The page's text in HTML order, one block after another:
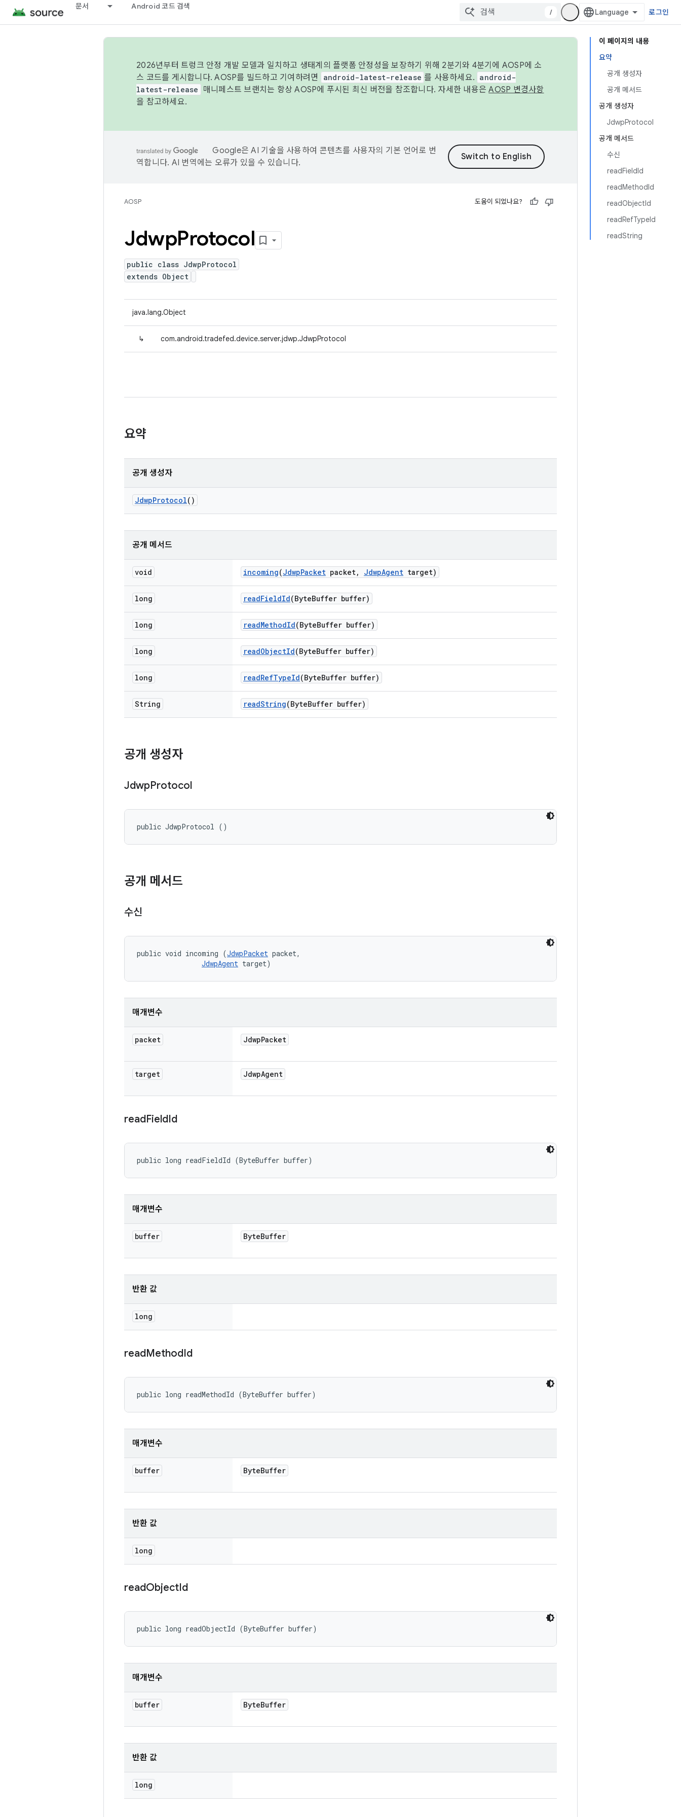
문서 Android 코드 검색
/ 로그인
이 페이지의 내용
요약
공개 생성자
공개 메서드
공개 생성자
JdwpProtocol
공개 메서드
수신
readFieldId
readMethodId
readObjectId
readRefTypeId
readString
2026년부터 트렁크 안정 개발 모델과 일치하고 생태계의 플랫폼 안정성을 보장하기 위해 2분기와 4분기에 AOSP에 소
스 코드를 게시합니다. AOSP를 빌드하고 기여하려면
android-latest-release 를 사용하세요. android-
latest-release
매니페스트 브랜치는 항상 AOSP에 푸시된 최신 버전을 참조합니다. 자세한 내용은AOSP 변경사항
을 참고하세요.
Google은 AI 기술을 사용하여 콘텐츠를 사용자의 기본 언어로 번
역합니다. AI 번역에는 오류가 있을 수 있습니다.
AOSP 도움이 되었나요?
JdwpProtocol
public class JdwpProtocol
extends Object
java.lang.Object
↳ com.android.tradefed.device.server.jdwp.JdwpProtocol
요약
공개 생성자
JdwpProtocol()
공개 메서드
void incoming(JdwpPacket packet, JdwpAgent target)
long readFieldId(ByteBuffer buffer)
long readMethodId(ByteBuffer buffer)
long readObjectId(ByteBuffer buffer)
long readRefTypeId(ByteBuffer buffer)
String readString(ByteBuffer buffer)
공개 생성자
JdwpProtocol
public JdwpProtocol ()
공개 메서드
수신
public void incoming (JdwpPacket packet,
JdwpAgent target)
매개변수
packet JdwpPacket
target JdwpAgent
readFieldId
public long readFieldId (ByteBuffer buffer)
매개변수
buffer ByteBuffer
반환 값
long
readMethodId
public long readMethodId (ByteBuffer buffer)
매개변수
buffer ByteBuffer
반환 값
long
readObjectId
public long readObjectId (ByteBuffer buffer)
매개변수
buffer ByteBuffer
반환 값
long